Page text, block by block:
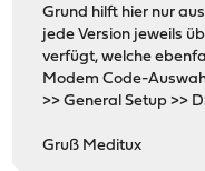
Grund hilft hier nur
jede Version jeweils
verfügt, welche
Modem Code-
>> General Setup >>
Gruß Meditux